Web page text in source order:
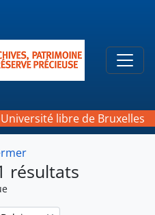
libre de Bruxelles
résultats